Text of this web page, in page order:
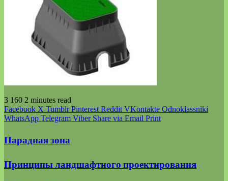
3 160 2 minutes read
Facebook X Tumblr Pinterest Reddit VKontakte Odnoklassniki
WhatsApp Telegram Viber Share via Email Print
Парадная зона
Принципы ландшафтного проектирования